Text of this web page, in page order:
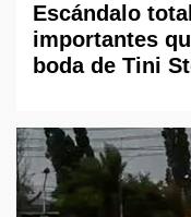
Escándalo
importantes
boda de Tini